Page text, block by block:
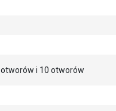
i 10 otworów